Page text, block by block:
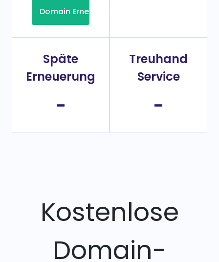
Domain Erneuerung
Späte
Erneuerung
-
Treuhand
Service
-
Kostenlose
Domain-